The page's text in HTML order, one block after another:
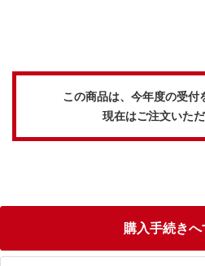
この商品は、今年度の受付
現在はご注文いただ
購入手続きへ